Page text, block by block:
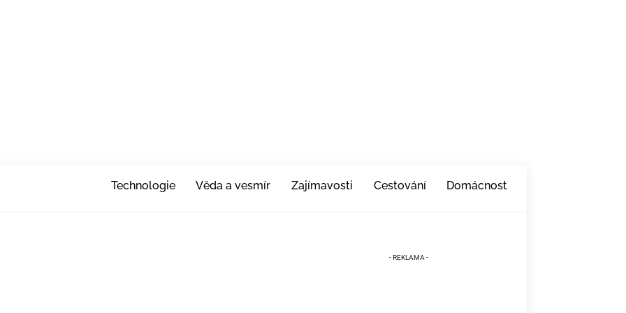
Technologie Věda a vesmír Zajímavosti Cestování Domácnost